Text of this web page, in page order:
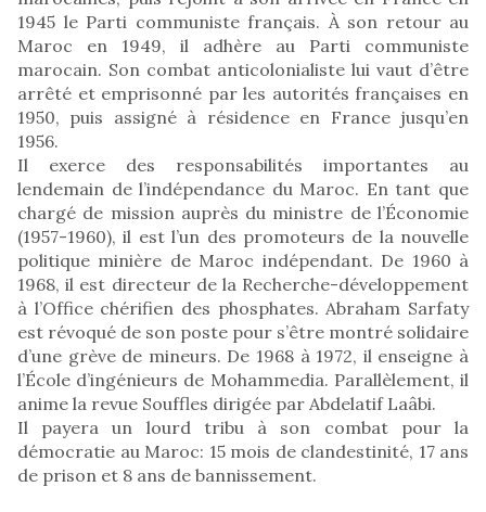
1945 le Parti communiste français. À son retour au
Maroc en 1949, il adhère au Parti communiste
marocain. Son combat anticolonialiste lui vaut d’être
arrêté et emprisonné par les autorités françaises en
1950, puis assigné à résidence en France jusqu’en
1956.
Il exerce des responsabilités importantes au
lendemain de l’indépendance du Maroc. En tant que
chargé de mission auprès du ministre de l’Économie
(1957-1960), il est l’un des promoteurs de la nouvelle
politique minière de Maroc indépendant. De 1960 à
1968, il est directeur de la Recherche-développement
à l’Office chérifien des phosphates. Abraham Sarfaty
est révoqué de son poste pour s’être montré solidaire
d’une grève de mineurs. De 1968 à 1972, il enseigne à
l’École d’ingénieurs de Mohammedia. Parallèlement, il
anime la revue Souffles dirigée par Abdelatif Laâbi.
Il payera un lourd tribu à son combat pour la
démocratie au Maroc: 15 mois de clandestinité, 17 ans
de prison et 8 ans de bannissement.